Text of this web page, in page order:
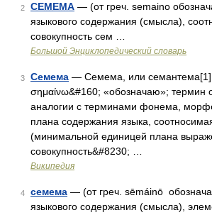
2 СЕМЕМА — (от греч. semaino
языкового содержания (смысла),
совокупность сем …
Большой Энциклопедический словарь
3 Семема — Семема, или семантема[1]
σημαίνω&#160; «обозначаю»; термин
аналогии с терминами фонема,
плана содержания языка,
(минимальной единицей плана
совокупность&#8230; …
Википедия
4 семема — (от греч. sēmáinō
языкового содержания (смысла),